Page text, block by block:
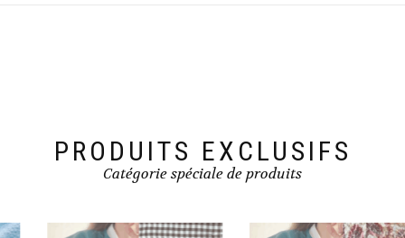
PRODUITS EXCLUSIFS
Catégorie spéciale de produits